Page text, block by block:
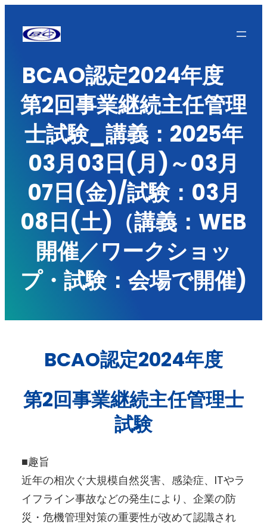
BCAO認定2024年度
第2回事業継続主任管理
士試験_講義：2025年
03月03日(月)～03月
07日(金)/試験：03月
08日(土)（講義：WEB
開催／ワークショッ
プ・試験：会場で開催)
BCAO認定2024年度
第2回事業継続主任管理士
試験
■趣旨
近年の相次ぐ大規模自然災害、感染症、ITやラ
イフライン事故などの発生により、企業の防
災・危機管理対策の重要性が改めて認識され